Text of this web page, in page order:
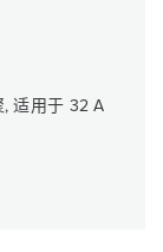
, 适用于 32 A